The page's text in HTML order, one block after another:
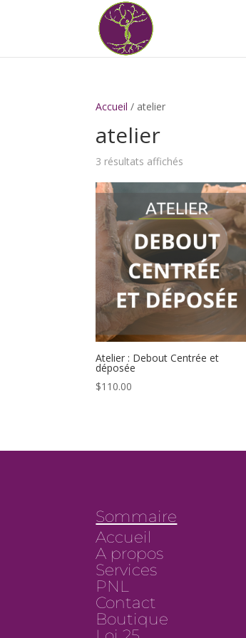
Accueil / atelier
atelier
3 résultats affichés
Atelier : Debout Centrée et
déposée
$110.00
Sommaire
Accueil
A propos
Services
PNL
Contact
Boutique